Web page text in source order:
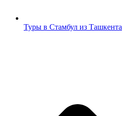
Туры в Стамбул из Ташкента